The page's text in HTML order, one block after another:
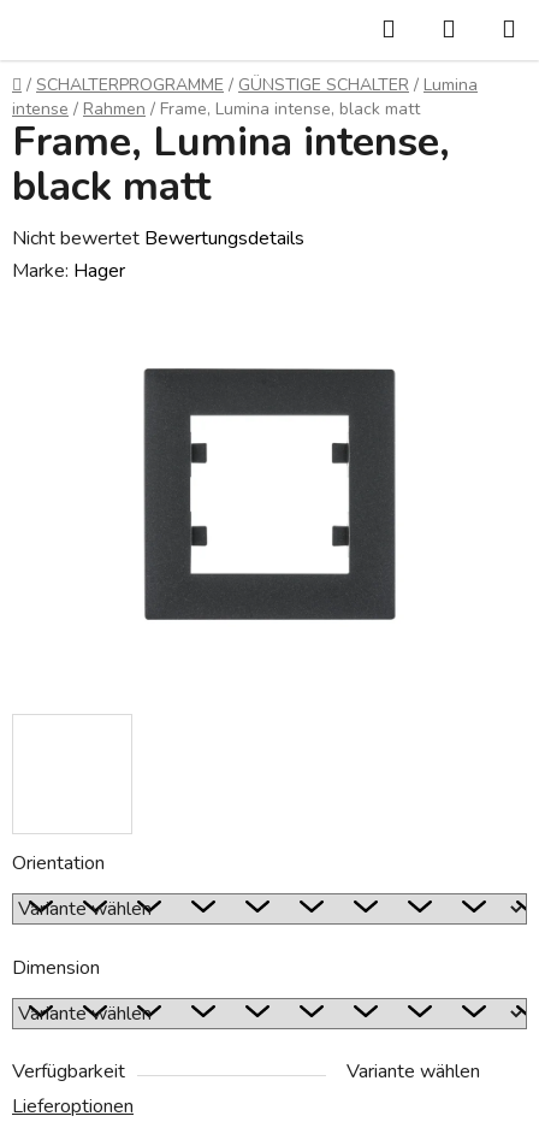
springen
Suchen
Startseite
/ SCHALTERPROGRAMME / GÜNSTIGE SCHALTER / Lumina
intense / Rahmen / Frame, Lumina intense, black matt
Orientation
Dimension
Verfügbarkeit
Variante wählen
Lieferoptionen
Frame, Lumina intense,
black matt
Die
durchschnittliche
Nicht bewertet Bewertungsdetails
Marke: Hager